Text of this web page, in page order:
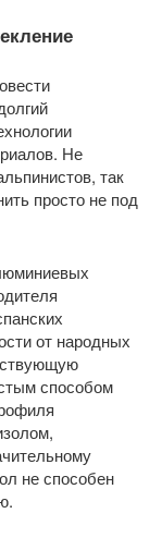
Не
так
просто не под
от народных
способом
не способен